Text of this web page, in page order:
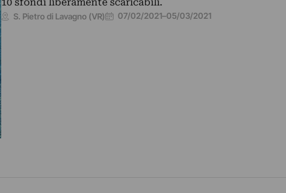
10 sfondi liberamente scaricabili.
S. Pietro di Lavagno (VR) 07/02/2021–05/03/2021